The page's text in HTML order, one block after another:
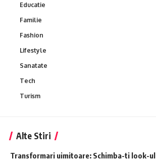
Educatie
Familie
Fashion
Lifestyle
Sanatate
Tech
Turism
Alte Stiri
Transformari uimitoare: Schimba-ti look-ul